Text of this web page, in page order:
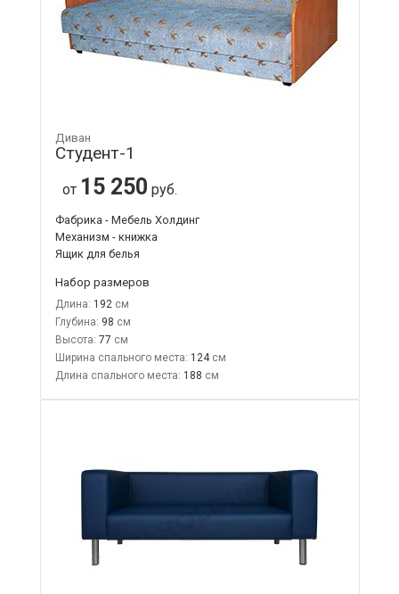
Диван
Студент-1
от 15 250 руб.
Фабрика - Мебель Холдинг
Механизм - книжка
Ящик для белья
Набор размеров
Длина: 192
Глубина: 98
Высота: 77
Ширина спального места: 124
Длина спального места: 188